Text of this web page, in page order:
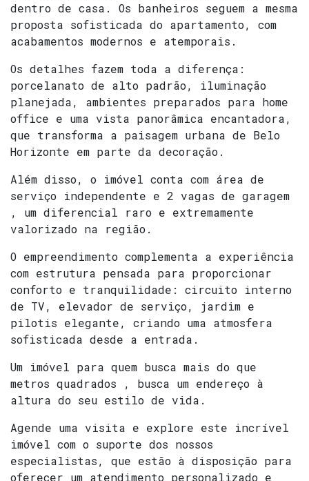
dentro de casa. Os banheiros seguem a mesma
proposta sofisticada do apartamento, com
acabamentos modernos e atemporais.
Os detalhes fazem toda a diferença:
porcelanato de alto padrão, iluminação
planejada, ambientes preparados para home
office e uma vista panorâmica encantadora,
que transforma a paisagem urbana de Belo
Horizonte em parte da decoração.
Além disso, o imóvel conta com área de
serviço independente e 2 vagas de garagem
, um diferencial raro e extremamente
valorizado na região.
O empreendimento complementa a experiência
com estrutura pensada para proporcionar
conforto e tranquilidade: circuito interno
de TV, elevador de serviço, jardim e
pilotis elegante, criando uma atmosfera
sofisticada desde a entrada.
Um imóvel para quem busca mais do que
metros quadrados , busca um endereço à
altura do seu estilo de vida.
Agende uma visita e explore este incrível
imóvel com o suporte dos nossos
especialistas, que estão à disposição para
oferecer um atendimento personalizado e